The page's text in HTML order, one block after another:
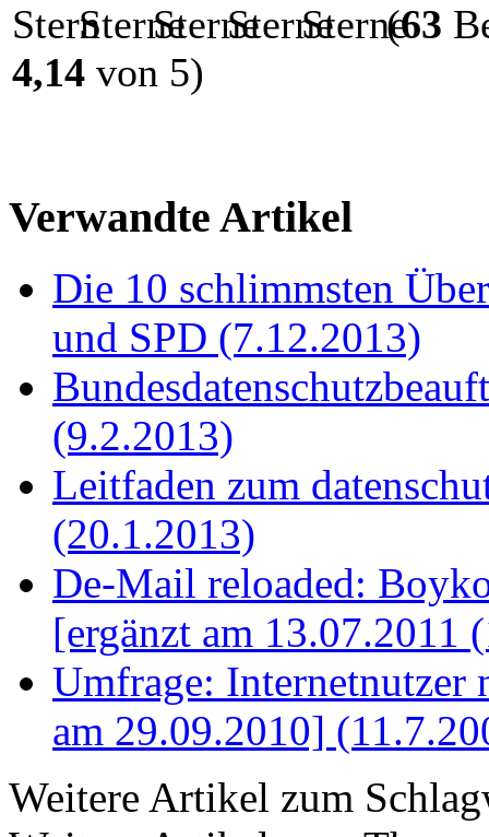
(63
4,14 von 5)
Verwandte Artikel
Die 10 schlimmsten
und SPD (7.12.2013)
(9.2.2013)
Leitfaden zum
(20.1.2013)
De-Mail reloaded:
[ergänzt am 13.07.2011
Umfrage: Internetnutzer
am 29.09.2010]
Weitere Artikel zum